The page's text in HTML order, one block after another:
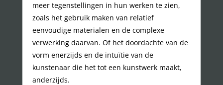
meer tegenstellingen in hun werken te zien,
zoals het gebruik maken van relatief
eenvoudige materialen en de complexe
verwerking daarvan. Of het doordachte van de
vorm enerzijds en de intuïtie van de
kunstenaar die het tot een kunstwerk maakt,
anderzijds.